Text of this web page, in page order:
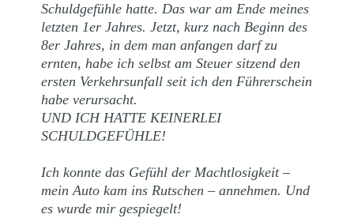
Schuldgefühle hatte. Das war am Ende meines
letzten 1er Jahres. Jetzt, kurz nach Beginn des
8er Jahres, in dem man anfangen darf zu
ernten, habe ich selbst am Steuer sitzend den
ersten Verkehrsunfall seit ich den Führerschein
habe verursacht.
UND ICH HATTE KEINERLEI
SCHULDGEFÜHLE!
Ich konnte das Gefühl der Machtlosigkeit –
mein Auto kam ins Rutschen – annehmen. Und
es wurde mir gespiegelt!